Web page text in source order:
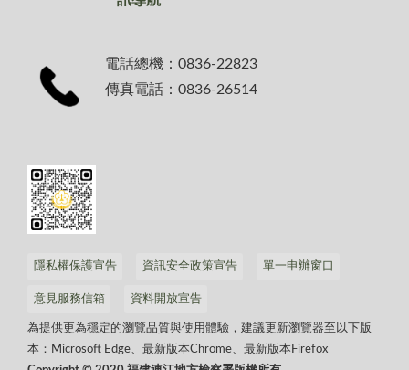
電話總機：0836-22823
傳真電話：0836-26514
隱私權保護宣告 資訊安全政策宣告 單一申辦窗口
意見服務信箱 資料開放宣告
為提供更為穩定的瀏覽品質與使用體驗，建議更新瀏覽器至以下版
本：Microsoft Edge、最新版本Chrome、最新版本Firefox